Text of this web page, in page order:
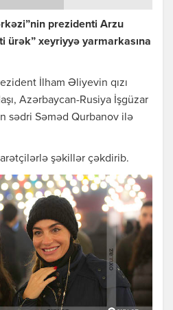
prezidenti Arzu
ürək” xeyriyyə yarmarkasına
İlham Əliyevin qızı
Azərbaycan-Rusiya İşgüzar
sədri Səməd Qurbanov ilə
şəkillər çəkdirib.